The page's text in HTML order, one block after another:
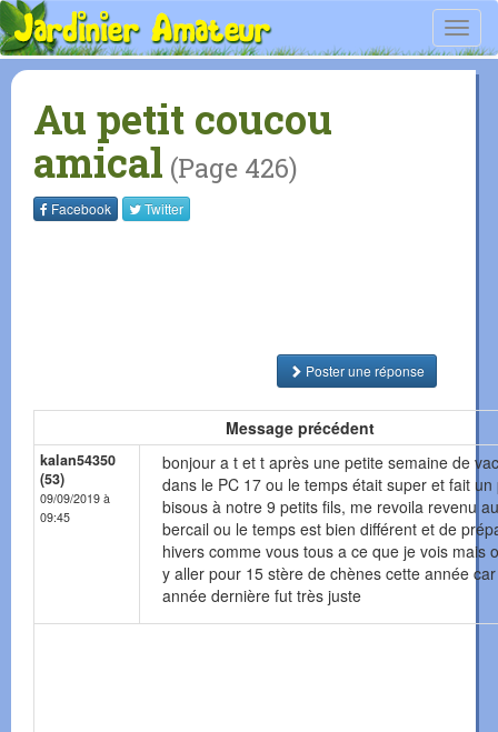
Au petit coucou
amical (Page 426)
Facebook Twitter
Poster une réponse
Message précédent
kalan54350
(53)
09/09/2019 à
09:45
bonjour a t et t après une petite semaine de
dans le PC 17 ou le temps était super et fait un
bisous à notre 9 petits fils, me revoila revenu au
bercail ou le temps est bien différent et de
hivers comme vous tous a ce que je vois mais
y aller pour 15 stère de chènes cette année
année dernière fut très juste